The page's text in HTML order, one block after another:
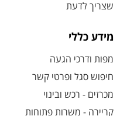
שצריך לדעת
מידע כללי
מפות ודרכי הגעה
חיפוש סגל ופרטי קשר
מכרזים - רכש ובינוי
קריירה - משרות פתוחות